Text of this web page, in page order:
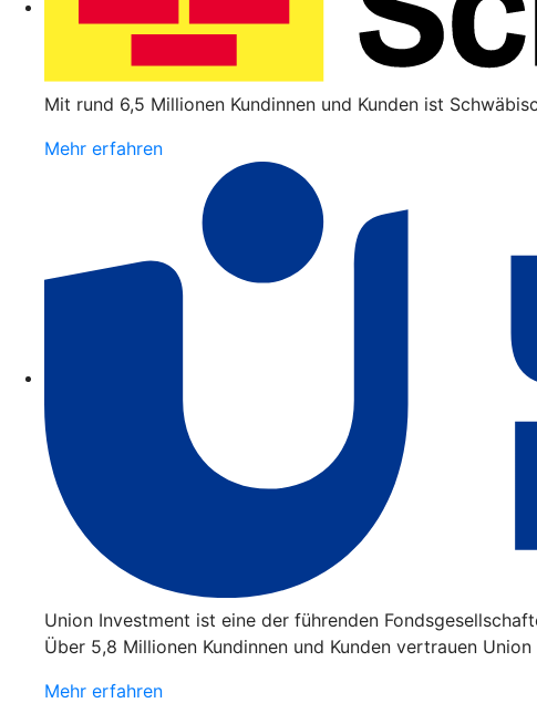
Mit rund 6,5 Millionen Kundinnen und Kunden ist
Mehr erfahren
Union Investment ist eine der führenden
Über 5,8 Millionen Kundinnen und Kunden vertrauen
Mehr erfahren